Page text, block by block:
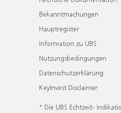
Bekanntmachungen
Hauptregister
Information zu UBS
Nutzungsbedingungen
Datenschutzerklärung
KeyInvest Disclaimer
* Die UBS Echtzeit-